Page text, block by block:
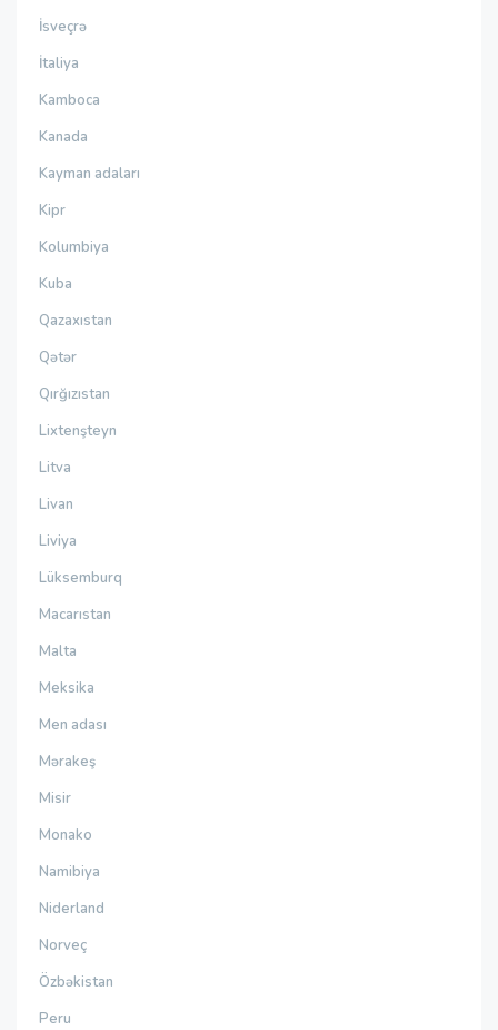
İsveçrə
İtaliya
Kamboca
Kanada
Kayman adaları
Kipr
Kolumbiya
Kuba
Qazaxıstan
Qətər
Qırğızıstan
Lixtenşteyn
Litva
Livan
Liviya
Lüksemburq
Macarıstan
Malta
Meksika
Men adası
Mərakeş
Misir
Monako
Namibiya
Niderland
Norveç
Özbəkistan
Peru